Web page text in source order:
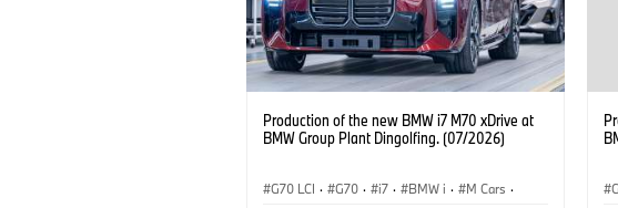
Production of the new BMW i7 M70 xDrive at
BMW Group Plant Dingolfing. (07/2026)
G70 LCI · G70 · i7 · BMW i · M Cars ·